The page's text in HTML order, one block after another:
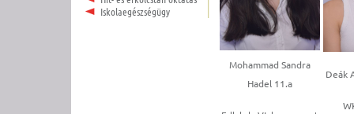
Iskolaegészségügy
Mohammad Sandra
Hadel 11.a
Deák